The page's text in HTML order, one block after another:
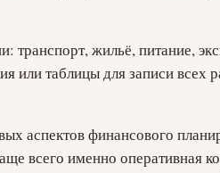
транспорт, жильё, питание,
или таблицы для записи
аспектов финансового
всего именно оперативная